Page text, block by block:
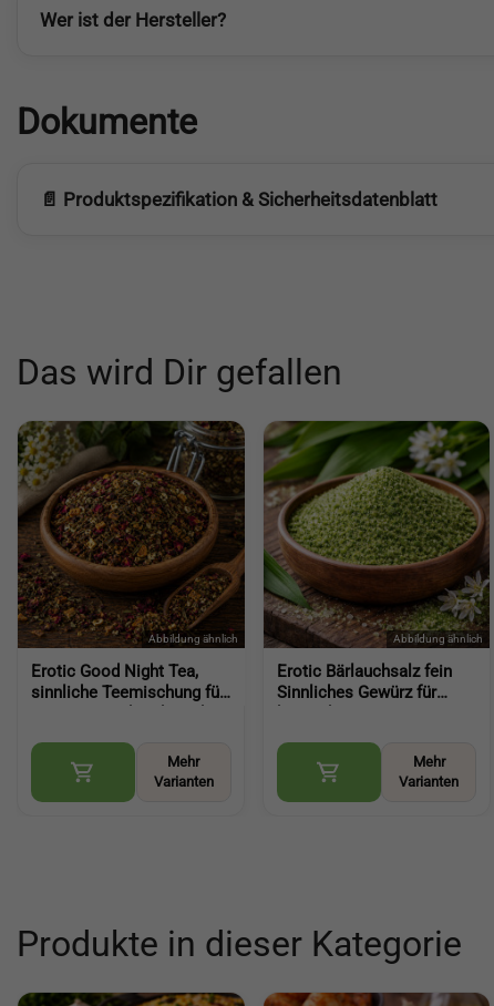
Wer ist der Hersteller?
Dokumente
📄 Produktspezifikation & Sicherheitsdatenblatt
Das wird Dir gefallen
Erotic Good Night Tea,
sinnliche Teemischung für
Nacht Tee)
Mehr
Varianten
Erotic Bärlauchsalz fein
Sinnliches Gewürz für
aromatische Würze mit
Bärlauch (Wild Garlic Salt)
Mehr
Varianten
Produkte in dieser Kategorie